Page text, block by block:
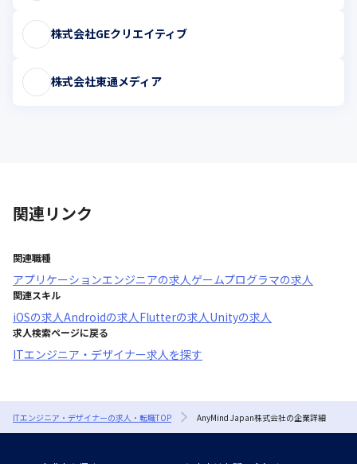
株式会社GEクリエイティブ
株式会社東通メディア
関連リンク
関連職種
アプリケーションエンジニアの求人 ゲームプログラマの求人
関連スキル
iOSの求人Androidの求人 Flutterの求人 Unityの求人
求人検索ページに戻る
ITエンジニア・デザイナー求人を探す
ITエンジニア・デザイナーの求人・転職TOP AnyMind Japan株式会社の企業詳細